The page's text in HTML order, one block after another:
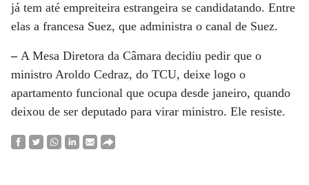
já tem até empreiteira estrangeira se candidatando. Entre
elas a francesa Suez, que administra o canal de Suez.
– A Mesa Diretora da Câmara decidiu pedir que o
ministro Aroldo Cedraz, do TCU, deixe logo o
apartamento funcional que ocupa desde janeiro, quando
deixou de ser deputado para virar ministro. Ele resiste.